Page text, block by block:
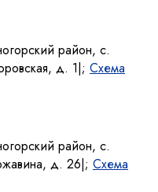
район, с.
д. 1|; Схема
район, с.
д. 26|; Схема